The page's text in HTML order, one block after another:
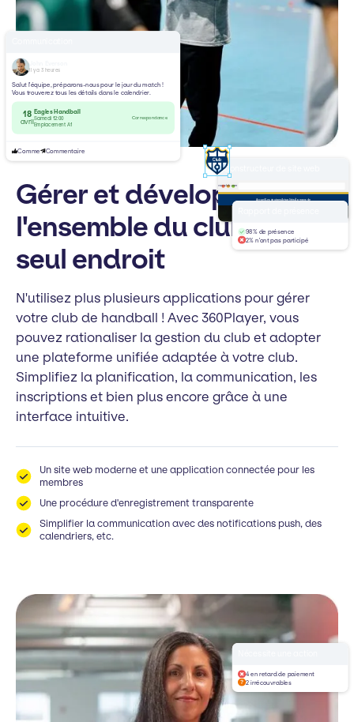
Gérer et développer
l'ensemble du club en un
seul endroit
N'utilisez plus plusieurs applications pour gérer
votre club de handball ! Avec 360Player, vous
pouvez rationaliser la gestion du club et adopter
une plateforme unifiée adaptée à votre club.
Simplifiez la planification, la communication, les
inscriptions et bien plus encore grâce à une
interface intuitive.
Un site web moderne et une application connectée pour les
membres
Une procédure d'enregistrement transparente
Simplifier la communication avec des notifications push, des
calendriers, etc.
Constructeur de site web
yourclub.com
Accueil Les équipesActualitésÀ propos de
Il y a 3 heures
Salut l'équipe, préparons-nous pour le jour du match !
Vous trouverez tous les détails dans le calendrier.
18
avril
Eagles Handball
Samedi 12:00
Emplacement A1
Correspondance
Comme Commentaire
98% de présence
2% n'ont pas participé
4 en retard de paiement
2 irrécouvrables